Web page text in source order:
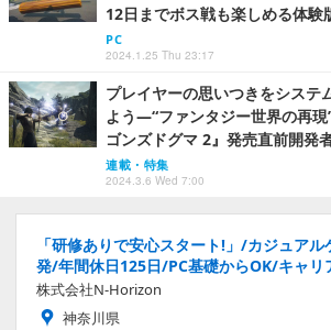
12日までボス戦も楽しめる体験
PC
2024.1.25 Thu 23:17
プレイヤーの思いつきをシステ
よう―“ファンタジー世界の再現
ゴンズドグマ 2』発売直前開発
連載・特集
2024.3.6 Wed 7:00
「研修ありで安心スタート!」/カジュア
発/年間休日125日/PC基礎からOK/キャリ
株式会社N-Horizon
神奈川県